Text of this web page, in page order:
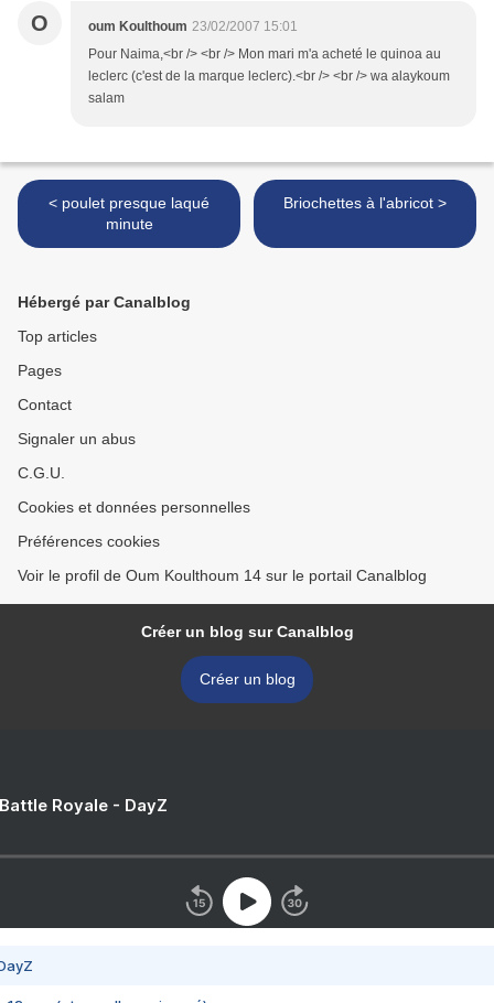
O oum Koulthoum 23/02/2007 15:01
Pour Naima,<br /> <br /> Mon mari m'a acheté le quinoa au
leclerc (c'est de la marque leclerc).<br /> <br /> wa alaykoum
salam
< poulet presque laqué
minute
Briochettes à l'abricot >
Hébergé par Canalblog
Top articles
Pages
Contact
Signaler un abus
C.G.U.
Cookies et données personnelles
Préférences cookies
Voir le profil de Oum Koulthoum 14 sur le portail Canalblog
Créer un blog sur Canalblog
Créer un blog
Royale - DayZ